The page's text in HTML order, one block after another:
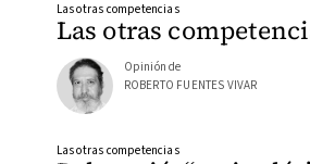
Las otras
Las otras competencias
Opinión de
ROBERTO FUENTES VIVAR
Las otras competencias